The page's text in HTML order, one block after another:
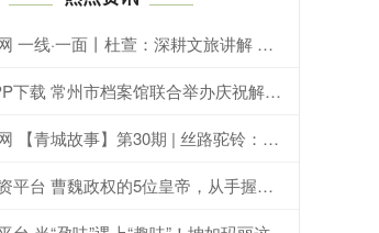
股王配资官网 一线·一面丨杜萱：深耕文旅讲解 绽放西楚魅力
方道配资APP下载 常州市档案馆联合举办庆祝解放77周年红色宣讲活动
捷希源配官网 【青城故事】第30期 | 丝路驼铃：马可·波罗在丰州
全国股票配资平台 曹魏政权的5位皇帝，从手握重权到禅位让国